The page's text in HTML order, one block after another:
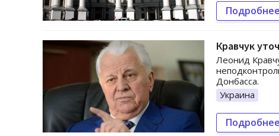
Подробнее
Кравчук
Леонид
Донбасса.
Украина
Подробнее